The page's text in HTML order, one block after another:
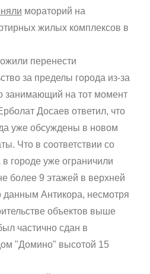
мораторий на
жилых комплексов в
перенести
за пределы города из-за
занимающий на тот момент
Досаев ответил, что
уже обсуждены в новом
Что в соответствии со
городе уже ограничили
более 9 этажей в верхней
данным Антикора, несмотря
объектов выше
частично сдан в
"Домино" высотой 15